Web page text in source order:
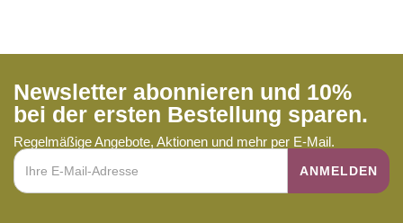
Newsletter abonnieren und 10%
bei der ersten Bestellung sparen.
Regelmäßige Angebote, Aktionen und mehr per E-Mail.